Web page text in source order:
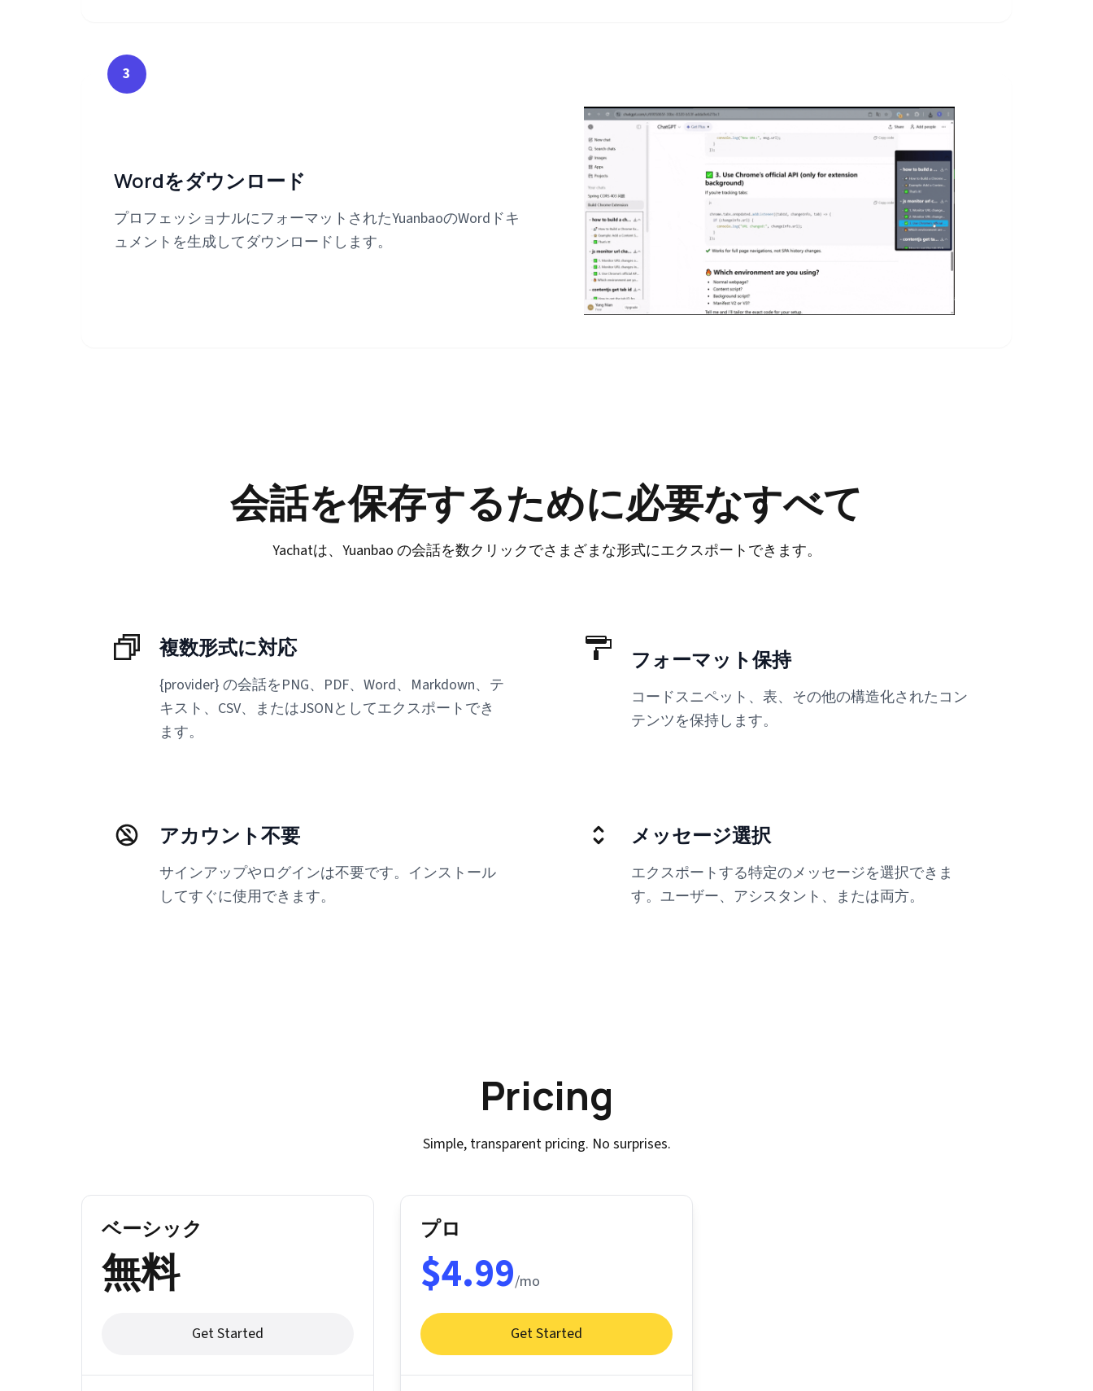
3
Wordをダウンロード
プロフェッショナルにフォーマットされたYuanbaoのWordドキ
ュメントを生成してダウンロードします。
会話を保存するために必要なすべて
Yachatは、Yuanbao の会話を数クリックでさまざまな形式にエクスポートできます。
複数形式に対応
{provider} の会話をPNG、PDF、Word、Markdown、テ
キスト、CSV、またはJSONとしてエクスポートでき
ます。
フォーマット保持
コードスニペット、表、その他の構造化されたコン
テンツを保持します。
アカウント不要
サインアップやログインは不要です。インストール
してすぐに使用できます。
メッセージ選択
エクスポートする特定のメッセージを選択できま
す。ユーザー、アシスタント、または両方。
Pricing
Simple, transparent pricing. No surprises.
ベーシック
無料
Get Started
プロ
$4.99/mo
Get Started